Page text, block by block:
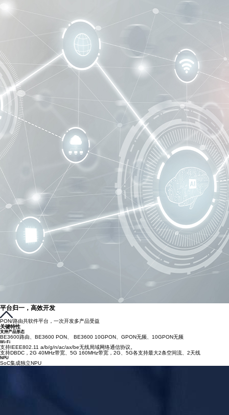
平台归一，高效开发
PON/路由共软件平台，一次开发多产品受益
关键特性
支持产品形态
BE3600路由、BE3600 PON、 BE3600 10GPON、GPON无频、10GPON无频
Wi-Fi
支持IEEE802.11 a/b/g/n/ac/ax/be无线局域网络通信协议。
支持DBDC，2G 40MHz带宽、5G 160MHz带宽，2G、5G各支持最大2条空间流、2天线
NPU
SoC集成独立NPU